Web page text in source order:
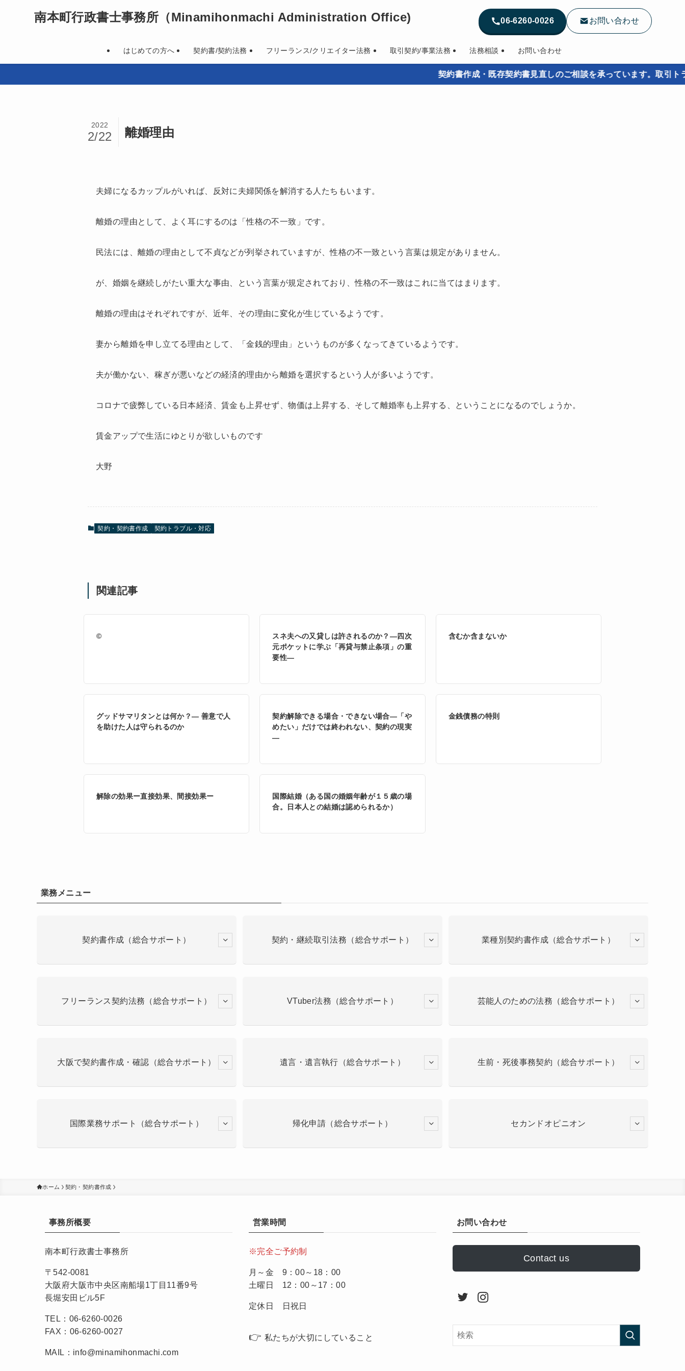
南本町行政書士事務所 （Minamihonmachi Administration Office)
はじめての方へ 契約書/契約法務 フリーランス/クリエイター法務 取引契約/事業法務 法務相談 お問い合わせ
06-6260-0026 お問い合わせ
契約書作成・既存契約書見直しのご相談を承っています。取引トラブ
離婚理由
2022
2/22
夫婦になるカップルがいれば、反対に夫婦関係を解消する人たちもいます。
離婚の理由として、よく耳にするのは「性格の不一致」です。
民法には、離婚の理由として不貞などが列挙されていますが、性格の不一致という言葉は規定がありません。
が、婚姻を継続しがたい重大な事由、という言葉が規定されており、性格の不一致はこれに当てはまります。
離婚の理由はそれぞれですが、近年、その理由に変化が生じているようです。
妻から離婚を申し立てる理由として、「金銭的理由」というものが多くなってきているようです。
夫が働かない、稼ぎが悪いなどの経済的理由から離婚を選択するという人が多いようです。
コロナで疲弊している日本経済、賃金も上昇せず、物価は上昇する、そして離婚率も上昇する、ということになるのでしょうか。
賃金アップで生活にゆとりが欲しいものです
大野
契約・契約書作成 契約トラブル・対応
関連記事
©
スネ夫への又貸しは許されるのか？―四次
元ポケットに学ぶ「再貸与禁止条項」の重
要性―
含むか含まないか
グッドサマリタンとは何か？― 善意で人
を助けた人は守られるのか
契約解除できる場合・できない場合―「や
めたい」だけでは終われない、契約の現実
―
金銭債務の特則
解除の効果ー直接効果、間接効果ー
国際結婚（ある国の婚姻年齢が１５歳の場
合。日本人との結婚は認められるか）
業務メニュー
契約書作成（総合サポート） 契約・継続取引法務（総合サポート） 業種別契約書作成（総合サポート）
フリーランス契約法務（総合サポート） VTuber法務（総合サポート） 芸能人のための法務（総合サポート）
大阪で契約書作成・確認（総合サポート） 遺言・遺言執行（総合サポート） 生前・死後事務契約（総合サポート）
国際業務サポート（総合サポート） 帰化申請（総合サポート） セカンドオピニオン
ホーム 契約・契約書作成
事務所概要
南本町行政書士事務所
〒542-0081
大阪府大阪市中央区南船場1丁目11番9号
長堀安田ビル5F
TEL：06-6260-0026
FAX：06-6260-0027
MAIL：info@minamihonmachi.com
営業時間
※完全ご予約制
月～金 9：00～18：00
土曜日 12：00～17：00
定休日 日祝日
👉 私たちが大切にしていること
お問い合わせ
Contact us